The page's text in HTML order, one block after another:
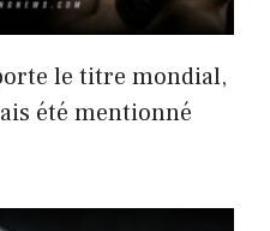
le titre mondial,
été mentionné